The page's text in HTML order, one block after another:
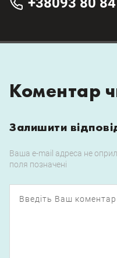
Коментар
Залишити
Ваша e-mail адреса не
поля позначені